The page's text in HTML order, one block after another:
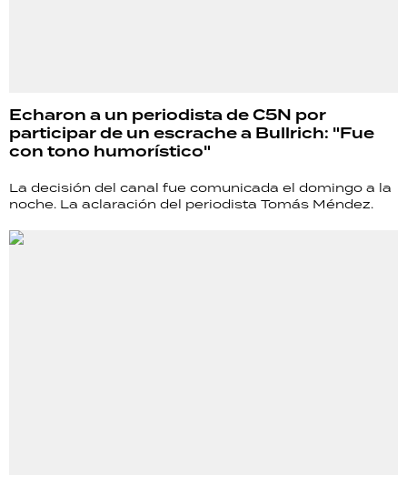
Echaron a un periodista de C5N por
participar de un escrache a Bullrich: "Fue
con tono humorístico"
La decisión del canal fue comunicada el domingo a la
noche. La aclaración del periodista Tomás Méndez.